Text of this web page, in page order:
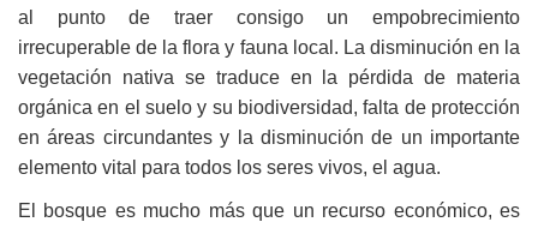
al punto de traer consigo un empobrecimiento
irrecuperable de la flora y fauna local. La disminución en la
vegetación nativa se traduce en la pérdida de materia
orgánica en el suelo y su biodiversidad, falta de protección
en áreas circundantes y la disminución de un importante
elemento vital para todos los seres vivos, el agua.
El bosque es mucho más que un recurso económico, es